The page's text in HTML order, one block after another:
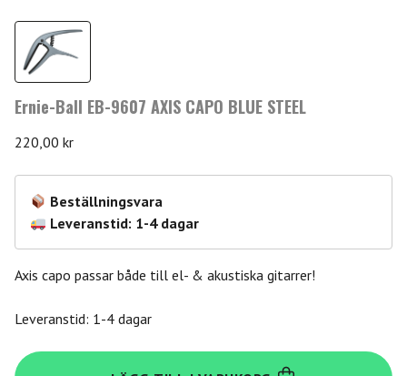
Ernie-Ball EB-9607 AXIS CAPO BLUE STEEL
220,00 kr
Beställningsvara
Leveranstid: 1-4 dagar
Axis capo passar både till el- & akustiska gitarrer!
Leveranstid: 1-4 dagar
Ernie-